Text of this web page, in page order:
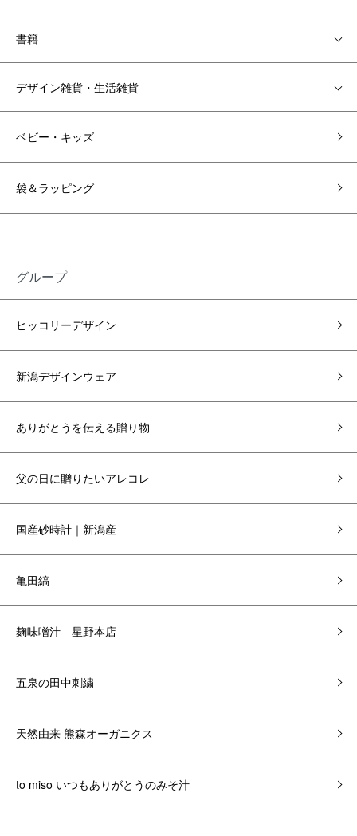
書籍
デザイン雑貨・生活雑貨
ベビー・キッズ
袋＆ラッピング
グループ
ヒッコリーデザイン
新潟デザインウェア
ありがとうを伝える贈り物
父の日に贈りたいアレコレ
国産砂時計｜新潟産
亀田縞
麹味噌汁 星野本店
五泉の田中刺繍
天然由来 熊森オーガニクス
to miso いつもありがとうのみそ汁